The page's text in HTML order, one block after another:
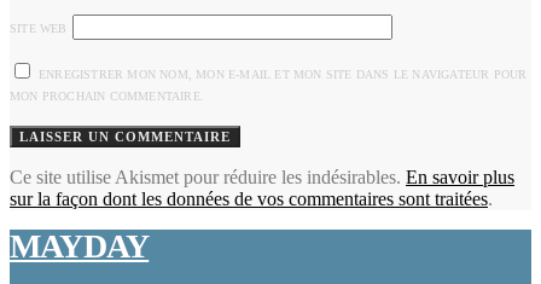
SITE WEB
ENREGISTRER MON NOM, MON E-MAIL ET MON SITE DANS LE NAVIGATEUR POUR
MON PROCHAIN COMMENTAIRE.
Ce site utilise Akismet pour réduire les indésirables. En savoir plus
sur la façon dont les données de vos commentaires sont traitées.
MAYDAY